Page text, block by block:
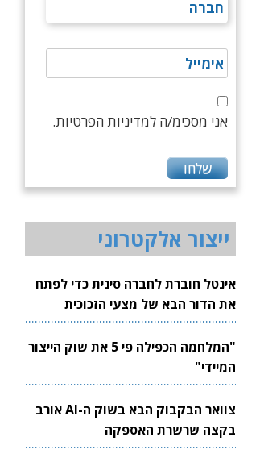
אני מסכימ/ה למדיניות הפרטיות.
ייצור אלקטרוני
אינטל חוברת לחברה סינית כדי לפתח
את הדור הבא של מצעי הזכוכית
לשבבים
"המלחמה הכפילה פי 5 את שוק הייצור
המיידי"
צוואר הבקבוק הבא בשוק ה-AI אורב
בקצה שרשרת האספקה